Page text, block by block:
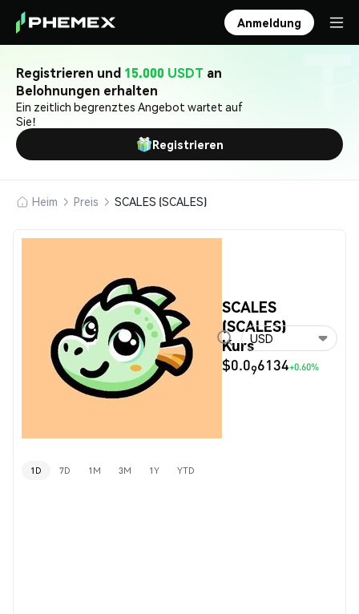
Anmeldung
Registrieren und 15.000 USDT an
Belohnungen erhalten
Ein zeitlich begrenztes Angebot wartet auf
Sie!
Registrieren
Heim Preis SCALES (SCALES)
SCALES
(SCALES)
Kurs
$0.096134+0.60%
USD
1D 7D 1M 3M 1Y YTD